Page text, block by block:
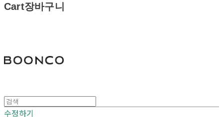
Cart장바구니
수정하기